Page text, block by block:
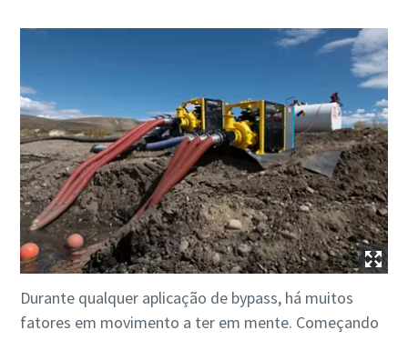
Durante qualquer aplicação de bypass, há muitos
fatores em movimento a ter em mente. Começando